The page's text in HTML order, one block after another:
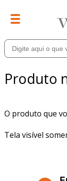
Produto
O produto que
Tela visível